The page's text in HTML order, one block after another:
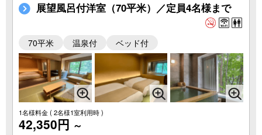
展望風呂付洋室（70平米）／定員4名様まで
70平米 温泉付 ベッド付
1名様料金( 2名様1室利用時 )
42,350円 ～